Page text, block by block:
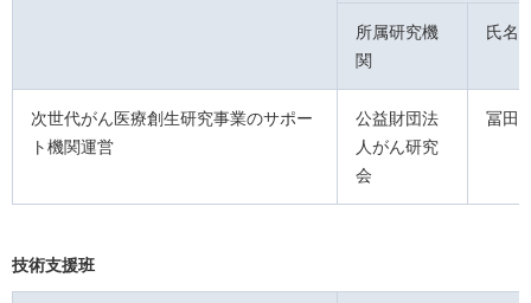
所属研究機
関
氏名
次世代がん医療創生研究事業のサポー
ト機関運営
公益財団法
人がん研究
会
冨田
技術支援班